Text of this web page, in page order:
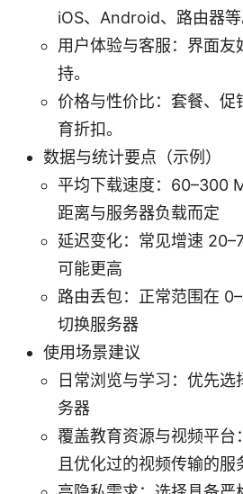
iOS、Android、路由器等
用户体验与客服：界面友
持。
价格与性价比：套餐、促
育折扣。
数据与统计要点（示例）
平均下载速度：60–300
距离与服务器负载而定
延迟变化：常见增速
可能更高
路由丢包：正常范围在
切换服务器
使用场景建议
日常浏览与学习：优先
务器
覆盖教育资源与视频平台
且优化过的视频传输的服